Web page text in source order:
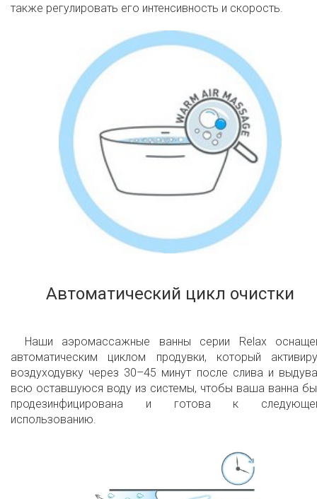
также регулировать его интенсивность и скорость.
Автоматический цикл очистки
Наши аэромассажные ванны серии Relax
автоматическим циклом продувки, который
воздуходувку через 30–45 минут после слива и
всю оставшуюся воду из системы, чтобы ваша ванна
продезинфицирована и готова к
использованию.